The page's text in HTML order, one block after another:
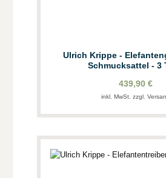
Ulrich Krippe -
Schmucksattel - 3
439,90 €
inkl. MwSt. zzgl.